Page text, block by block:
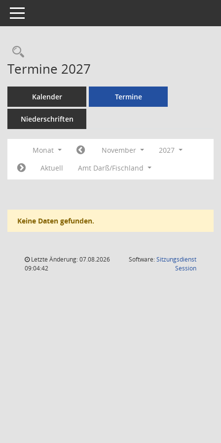
Toggle navigation
Rechercheauswahl
Termine 2027
Kalender Termine
Niederschriften
Monat November
2027
Aktuell
Amt Darß/Fischland
Keine Daten gefunden.
Letzte Änderung: 07.08.2026
09:04:42
Software:Sitzungsdienst
Session(Wird in